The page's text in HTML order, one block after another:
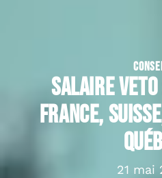
Salaire
france,
21 mai